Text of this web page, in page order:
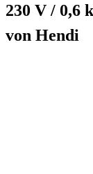
230 V / 0,6
von Hendi